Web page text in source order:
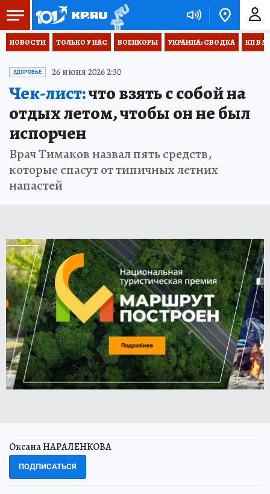
НОВОСТИ ТОЛЬКО У НАС ВОЕНКОРЫ УКРАИНА: СВОДКА КП В
ЗДОРОВЬЕ 26 июня 2026 2:30
Чек-лист:что взять с собой на
отдых летом, чтобы он не был
испорчен
Врач Тимаков назвал пять средств,
которые спасут от типичных летних
напастей
Оксана НАРАЛЕНКОВА
ПОДПИСАТЬСЯ